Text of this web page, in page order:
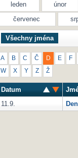
leden únor
červenec
Všechny jména
A B C Č D E F
W X Y Z Ž
Datum
11.9.